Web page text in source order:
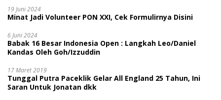
19 Juni 2024
Minat Jadi Volunteer PON XXI, Cek Formulirnya Disini
6 Juni 2024
Babak 16 Besar Indonesia Open : Langkah Leo/Daniel
Kandas Oleh Goh/Izzuddin
17 Maret 2019
Tunggal Putra Paceklik Gelar All England 25 Tahun, Ini
Saran Untuk Jonatan dkk